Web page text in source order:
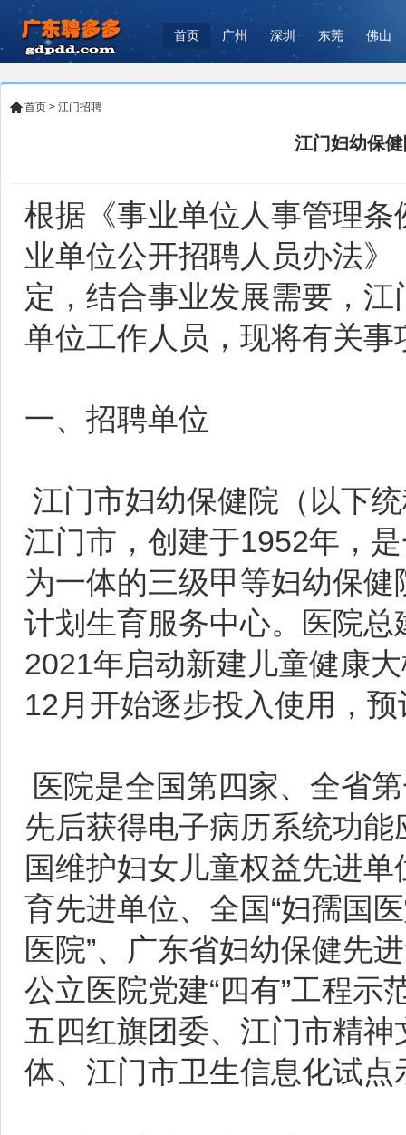
首页 广州 深圳 东莞 佛山
首页 > 江门招聘
江门妇幼保
根据《事业单位人事管理
业单位公开招聘人员办法
定，结合事业发展需要，
单位工作人员，现将有关事
一、招聘单位
江门市妇幼保健院（以下
江门市，创建于1952年，
为一体的三级甲等妇幼保
计划生育服务中心。医院
2021年启动新建儿童健康
12月开始逐步投入使用，
医院是全国第四家、全省
先后获得电子病历系统功
国维护妇女儿童权益先进
育先进单位、全国“妇孺国
医院”、广东省妇幼保健先
公立医院党建“四有”工程
五四红旗团委、江门市精
体、江门市卫生信息化试